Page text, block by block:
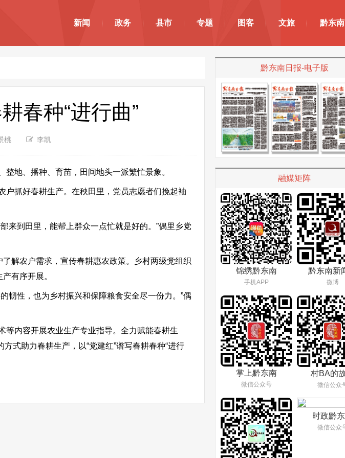
新闻 政务 县市 专题 图客 文旅 黔东
春种“进行曲”
桃 李凯
地、播种、育苗，田间地头一派繁忙景象。
抓好春耕生产。在秧田里，党员志愿者们挽起袖
到田里，能帮上群众一点忙就是好的。”偶里乡党
解农户需求，宣传春耕惠农政策。乡村两级党组织
有序开展。
性，也为乡村振兴和保障粮食安全尽一份力。”偶
内容开展农业生产专业指导。全力赋能春耕生
式助力春耕生产，以“党建红”谱写春耕春种“进行
黔东南日报-电子版
融媒矩阵
锦绣黔东南
手机APP
黔东南新
微博
掌上黔东南
微信公众号
村BA的
微信公众
时政黔
微信公众